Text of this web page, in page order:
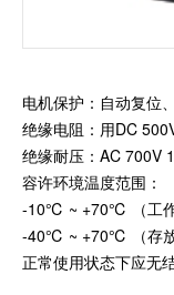
电机保护：自动复位
绝缘电阻：用DC
绝缘耐压：AC 700V
容许环境温度范围：
-10℃ ~ +70℃ （工作
-40℃ ~ +70℃ （存放
正常使用状态下应无